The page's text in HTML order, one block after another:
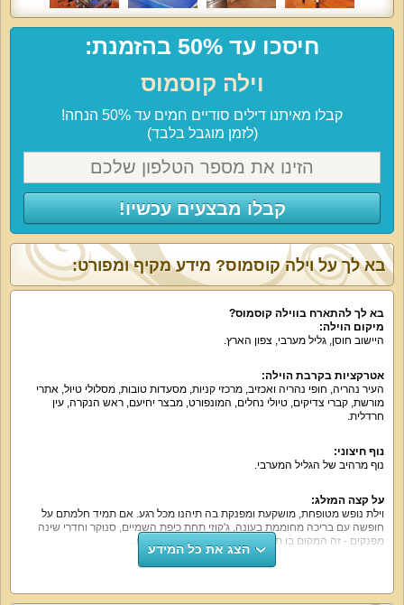
חיסכו עד 50% בהזמנת:
וילה קוסמוס
קבלו מאיתנו דילים סודיים חמים עד 50% הנחה!
(לזמן מוגבל בלבד)
קבלו מבצעים עכשיו!
בא לך על וילה קוסמוס? מידע מקיף ומפורט:
בא לך להתארח בווילה קוסמוס?
מיקום הוילה:
היישוב חוסן, גליל מערבי, צפון הארץ.
אטרקציות בקרבת הוילה:
העיר נהריה, חופי נהריה ואכזיב, מרכזי קניות, מסעדות טובות, מסלולי טיול, אתרי
מורשת, קברי צדיקים, טיולי נחלים, המונפורט, מבצר יחיעם, ראש הנקרה, עין
חרדלית.
נוף חיצוני:
נוף מרהיב של הגליל המערבי.
על קצה המזלג:
וילת נופש מטופחת, מושקעת ומפנקת בה תיהנו מכל רגע. אם תמיד חלמתם על
חופשה עם בריכה מחוממת בעונה, ג'קוזי תחת כיפת השמיים, סנוקר וחדרי שינה
מפנקים - זה המקום בו תקבלו תמורה מלאה בעד כספכם.
הצג את כל המידע